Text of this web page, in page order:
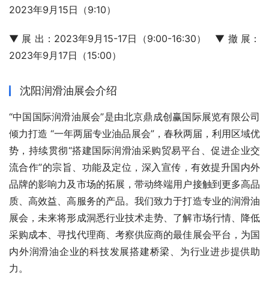
2023年9月15日（9:10）
▼ 展 出：2023年9月15-17日（9:00-16:30）   ▼ 撤 展：
2023年9月17日（15:00）
沈阳润滑油展会介绍
“中国国际润滑油展会”是由北京鼎成创赢国际展览有限公司
倾力打造 “一年两届专业油品展会”，春秋两届，利用区域优
势，持续贯彻“搭建国际润滑油采购贸易平台、促进企业交
流合作”的宗旨、功能及定位，深入宣传，有效提升国内外
品牌的影响力及市场的拓展，带动终端用户接触到更多高品
质、高效益、高服务的产品。我们致力于打造专业的润滑油
展会，未来将形成洞悉行业技术走势、了解市场行情、降低
采购成本、寻找代理商、考察供应商的最佳展会平台，为国
内外润滑油企业的科技发展搭建桥梁、为行业进步提供助
力。